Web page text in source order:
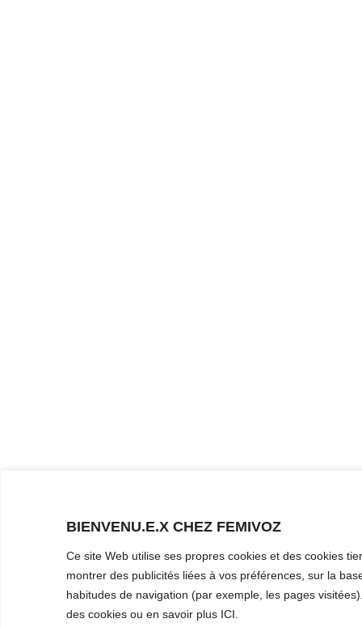
BIENVENU.E.X CHEZ FEMIVOZ
Ce site Web utilise ses propres cookies et des cookies
montrer des publicités liées à vos préférences, sur la
habitudes de navigation (par exemple, les pages
des cookies ou en savoir plus ICI.